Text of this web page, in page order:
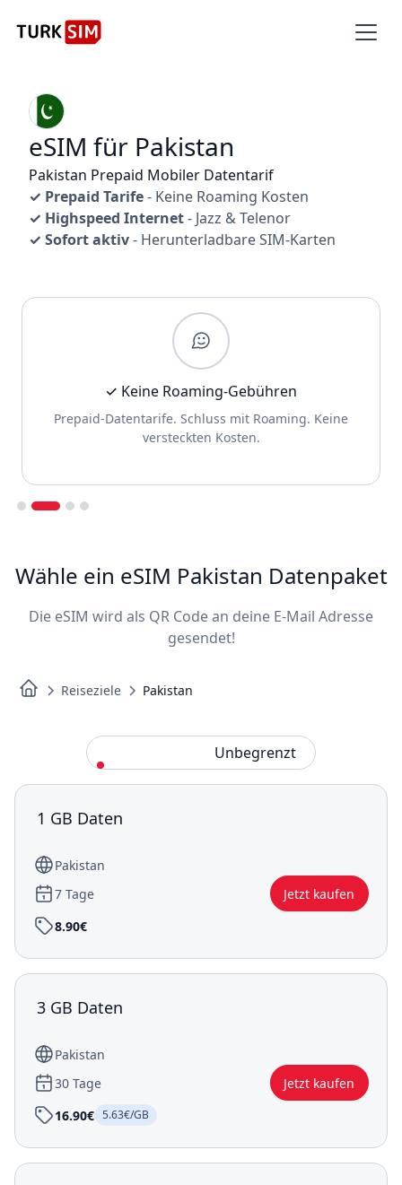
eSIM für Pakistan
Pakistan Prepaid Mobiler Datentarif
✓ Prepaid Tarife- Keine Roaming Kosten
✓ Highspeed Internet- Jazz & Telenor
✓ Sofort aktiv- Herunterladbare SIM-Karten
✓ Keine Roaming-Gebühren
Prepaid-Datentarife. Schluss mit Roaming. Keine
versteckten Kosten.
Wähle ein eSIM Pakistan Datenpaket
Die eSIM wird als QR Code an deine E-Mail Adresse
gesendet!
Reiseziele Pakistan
Unbegrenzt
1 GB Daten
Pakistan
7 Tage
Jetzt kaufen
8.90€
3 GB Daten
Pakistan
30 Tage
Jetzt kaufen
16.90€ 5.63€/GB